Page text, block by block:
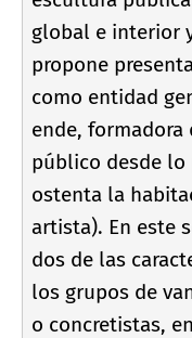
global e interior
propone
como entidad
ende, formadora
público desde
ostenta la
artista). En este
dos de las
los grupos de
o concretistas,